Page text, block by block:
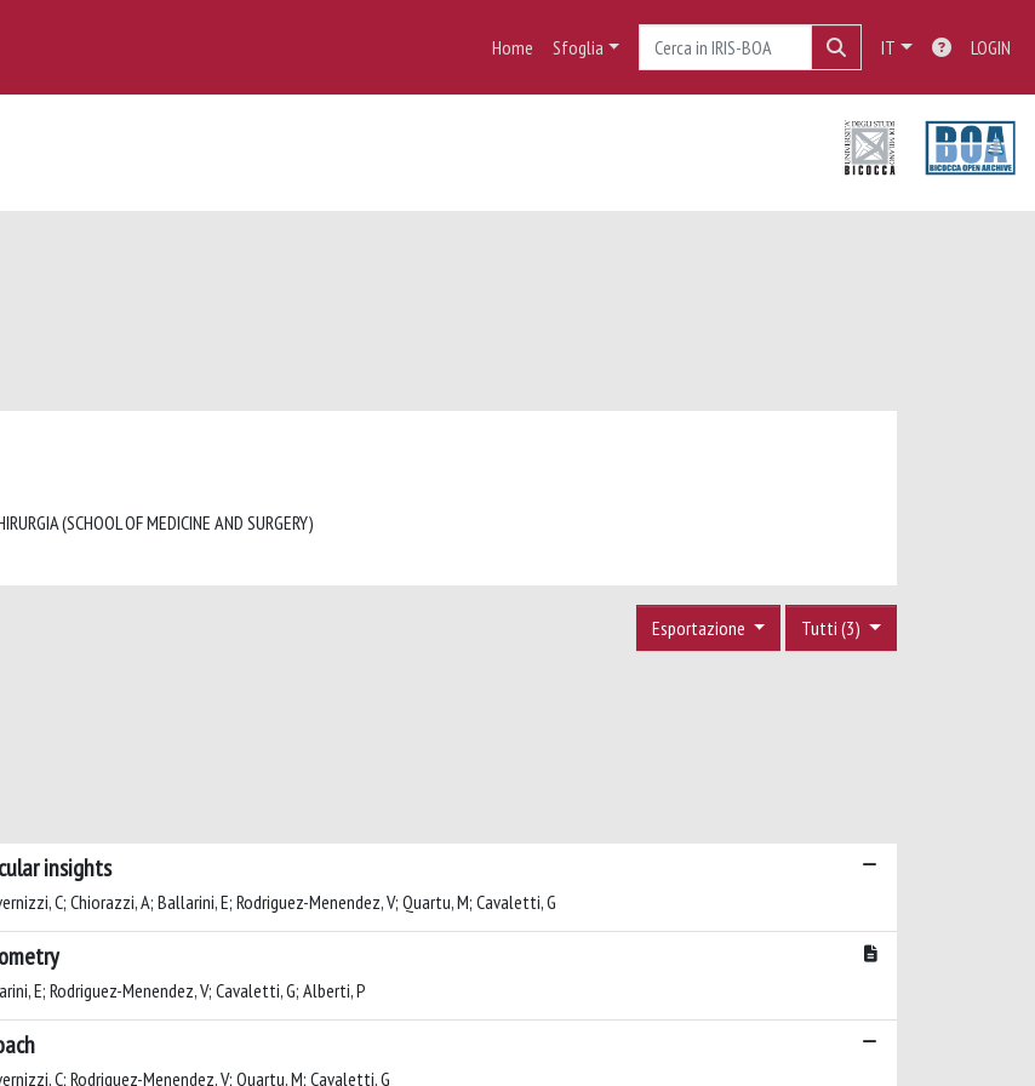
Home Sfoglia IT LOGIN
(SCHOOL OF MEDICINE AND SURGERY)
Tutti (3)
Esportazione
insights
C; Chiorazzi, A; Ballarini, E; Rodriguez-Menendez, V; Quartu, M; Cavaletti, G
E; Rodriguez-Menendez, V; Cavaletti, G; Alberti, P
C; Rodriguez-Menendez, V; Quartu, M; Cavaletti, G